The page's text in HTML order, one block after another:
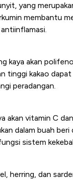
yang
membantu
kaya akan
tinggi kakao
peradangan.
akan vitamin C
dalam buah
sistem
herring, dan